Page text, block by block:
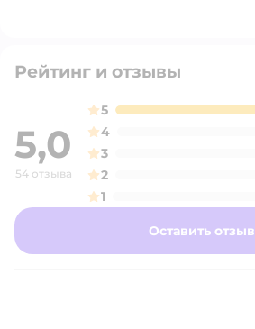
Рейтинг и отзывы
5,0
54 отзыва
5
4
3
2
1
Оставить отзыв